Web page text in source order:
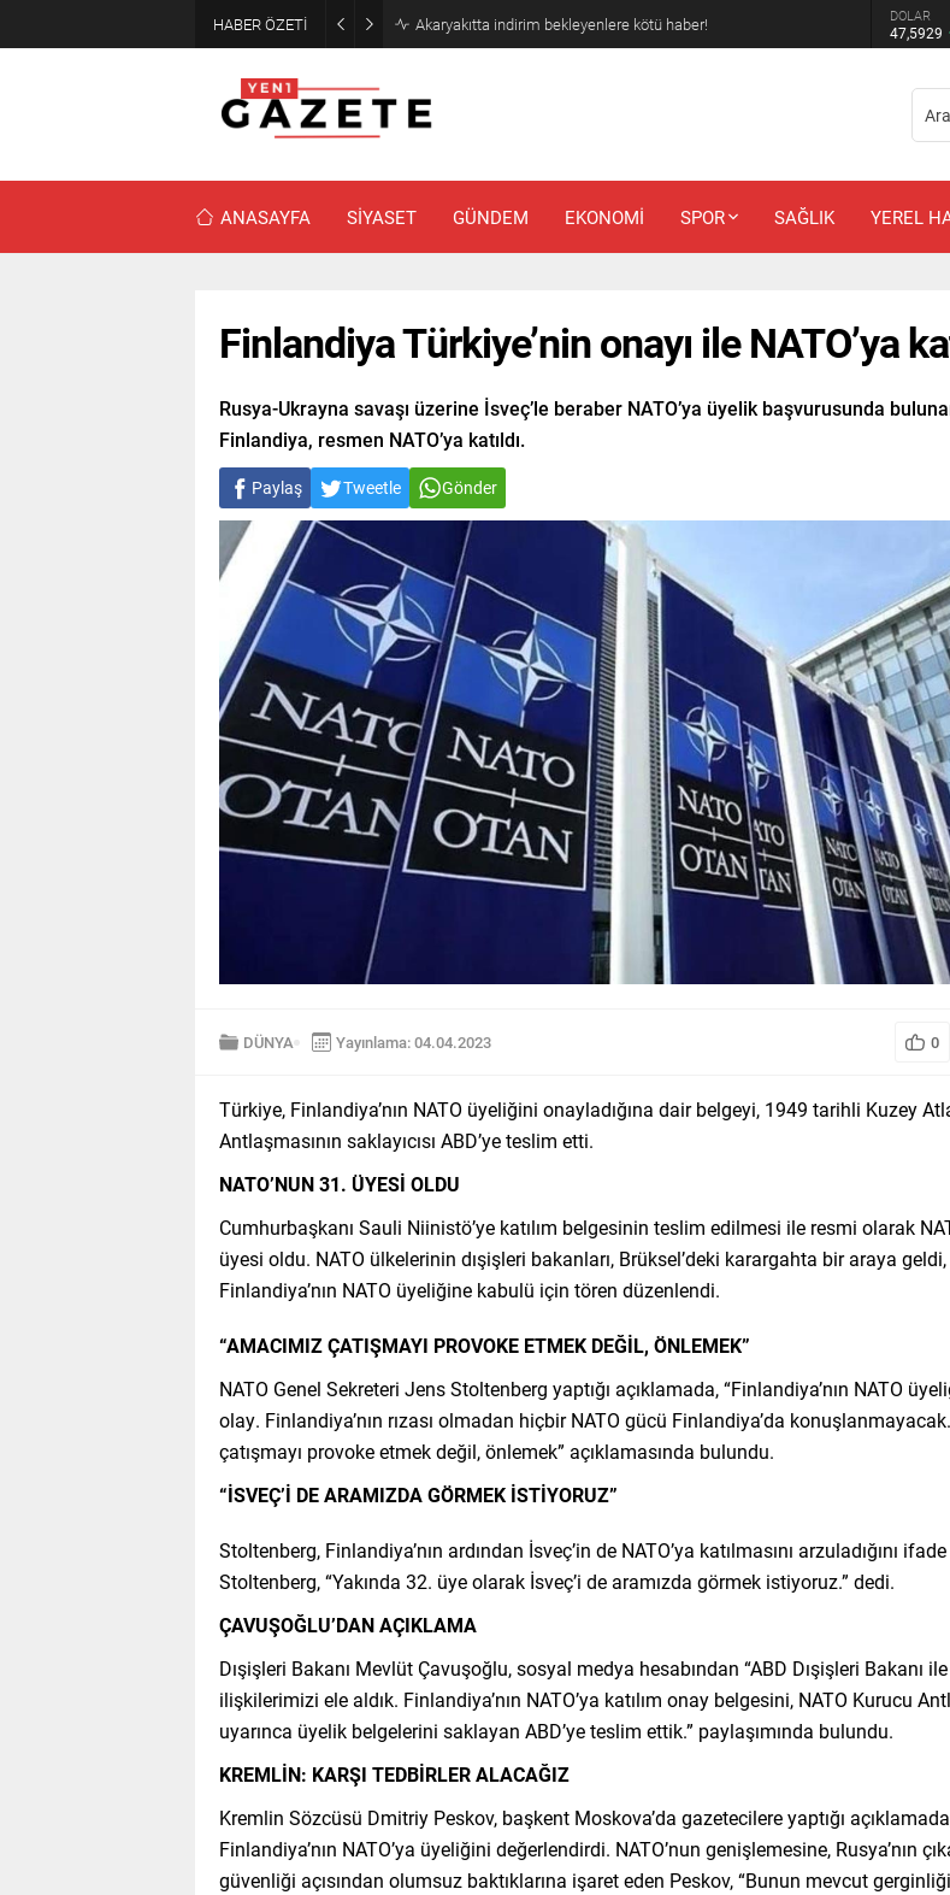
HABER ÖZETİ Akaryakıtta indirim bekleyenlere kötü haber! DOLAR
47,5929
ANASAYFA SİYASET GÜNDEM EKONOMİ SPOR SAĞLIK YEREL
Finlandiya Türkiye’nin onayı ile NATO’ya
Rusya-Ukrayna savaşı üzerine İsveç’le beraber NATO’ya üyelik başvurusunda
Finlandiya, resmen NATO’ya katıldı.
Paylaş Tweetle Gönder
DÜNYA Yayınlama: 04.04.2023 0
Türkiye, Finlandiya’nın NATO üyeliğini onayladığına dair belgeyi, 1949 tarihli Kuzey
Antlaşmasının saklayıcısı ABD’ye teslim etti.
NATO’NUN 31. ÜYESİ OLDU
Cumhurbaşkanı Sauli Niinistö’ye katılım belgesinin teslim edilmesi ile resmi olarak
üyesi oldu. NATO ülkelerinin dışişleri bakanları, Brüksel’deki karargahta bir araya
Finlandiya’nın NATO üyeliğine kabulü için tören düzenlendi.
“AMACIMIZ ÇATIŞMAYI PROVOKE ETMEK DEĞİL, ÖNLEMEK”
NATO Genel Sekreteri Jens Stoltenberg yaptığı açıklamada, “Finlandiya’nın NATO
olay. Finlandiya’nın rızası olmadan hiçbir NATO gücü Finlandiya’da
çatışmayı provoke etmek değil, önlemek” açıklamasında bulundu.
“İSVEÇ’İ DE ARAMIZDA GÖRMEK İSTİYORUZ”
Stoltenberg, Finlandiya’nın ardından İsveç’in de NATO’ya katılmasını arzuladığını
Stoltenberg, “Yakında 32. üye olarak İsveç’i de aramızda görmek istiyoruz.” dedi.
ÇAVUŞOĞLU’DAN AÇIKLAMA
Dışişleri Bakanı Mevlüt Çavuşoğlu, sosyal medya hesabından “ABD Dışişleri Bakanı ile
ilişkilerimizi ele aldık. Finlandiya’nın NATO’ya katılım onay belgesini, NATO Kurucu
uyarınca üyelik belgelerini saklayan ABD’ye teslim ettik.” paylaşımında bulundu.
KREMLİN: KARŞI TEDBİRLER ALACAĞIZ
Kremlin Sözcüsü Dmitriy Peskov, başkent Moskova’da gazetecilere yaptığı
Finlandiya’nın NATO’ya üyeliğini değerlendirdi. NATO’nun genişlemesine, Rusya’nın
güvenliği açısından olumsuz baktıklarına işaret eden Peskov, “Bunun mevcut